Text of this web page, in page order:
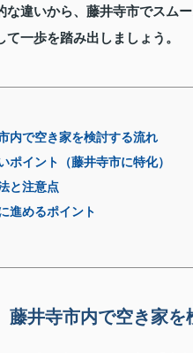
違いから、藤井寺市でスム
一歩を踏み出しましょう。
内で空き家を検討する流れ
ポイント（藤井寺市に特化）
と注意点
進めるポイント
藤井寺市内で空き家を